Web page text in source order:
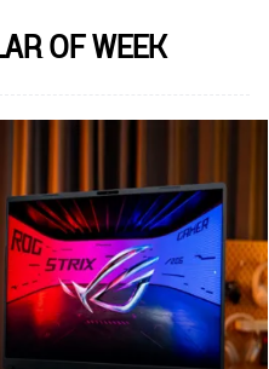
OF WEEK